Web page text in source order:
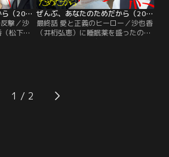
ぜんぶ、あなたのためだから（2026/03/07放送分）第09話
撃／沙
松下由
…？義母
宴で、つ
ぜんぶ、あなたのためだから（2026/03/14放送分）第10話（最終話）
最終話 愛と正義のヒーロー／沙也香
（井桁弘恵）に睡眠薬を盛ったの
は、中学時代の親友・上野帆花（な
ま外の広場へ！
1